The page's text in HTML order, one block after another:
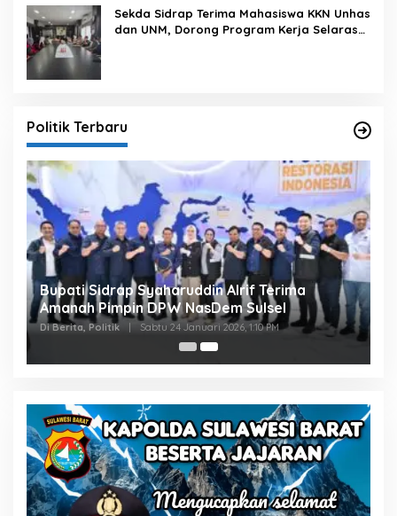
Sekda Sidrap Terima Mahasiswa KKN Unhas
dan UNM, Dorong Program Kerja Selaras
Politik Terbaru
Bupati Sidrap Syaharuddin Alrif Terima
Amanah Pimpin DPW NasDem Sulsel
Di Berita, Politik Sabtu 24 Januari 2026, 1:10 PM